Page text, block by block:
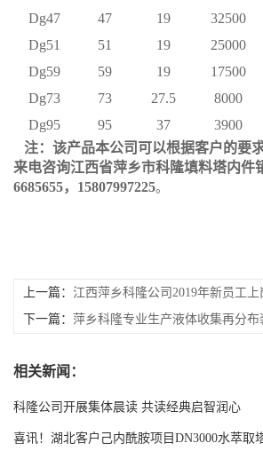
Dg47
47 19 32500
Dg51
51 19 25000
Dg59
59 19 17500
Dg73
73 27.5 8000
Dg95
95 37 3900
注：该产品本公司可以根据客户的要
来电咨询江西省萍乡市科隆填料塔内件
6685655，15807997225。
上一篇： 江西萍乡科隆公司2019年新员工
领导与新员工见面会成功举办
下一篇： 萍乡科隆专业生产液体收集再分
相关新闻：
科隆公司开展集体晨读 共读经典启智润心
喜讯！湖北客户己内酰胺项目DN3000水萃取